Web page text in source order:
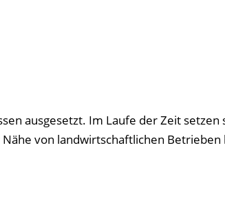
ausgesetzt. Im Laufe der Zeit setzen
von landwirtschaftlichen Betrieben